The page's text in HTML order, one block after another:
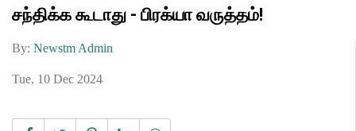
சந்திக்க கூடாது - பிரக்யா வருத்தம்!
By: Newstm Admin
Tue, 10 Dec 2024